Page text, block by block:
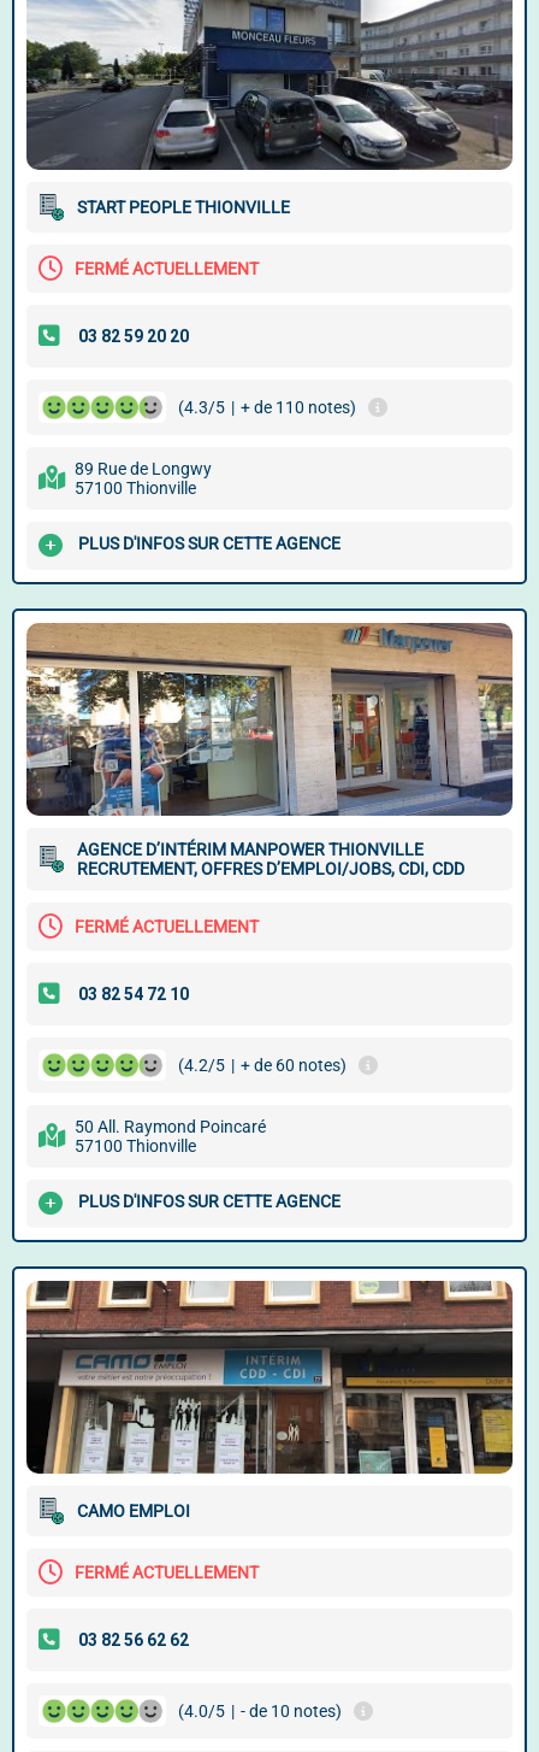
START PEOPLE THIONVILLE
FERMÉ ACTUELLEMENT
(4.3/5 | + de 110 notes)
89 Rue de Longwy
57100 Thionville
PLUS D'INFOS SUR CETTE AGENCE
AGENCE D’INTÉRIM MANPOWER THIONVILLE
RECRUTEMENT, OFFRES D’EMPLOI/JOBS, CDI, CDD
FERMÉ ACTUELLEMENT
(4.2/5 | + de 60 notes)
50 All. Raymond Poincaré
57100 Thionville
PLUS D'INFOS SUR CETTE AGENCE
CAMO EMPLOI
FERMÉ ACTUELLEMENT
(4.0/5 | - de 10 notes)